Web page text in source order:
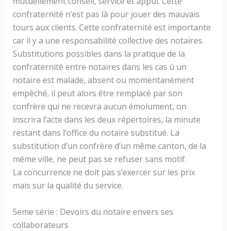
confraternité n’est pas là pour jouer des mauvais
tours aux clients. Cette confraternité est importante
car il y a une responsabilité collective des notaires.
Substitutions possibles dans la pratique de la
confraternité entre notaires dans les cas ù un
notaire est malade, absent ou momentanément
empêché, il peut alors être remplacé par son
confrère qui ne recevra aucun émolument, on
inscrira l’acte dans les deux répertoires, la minute
restant dans l’office du notaire substitué. La
substitution d’un confrère d’un même canton, de la
même ville, ne peut pas se refuser sans motif.
La concurrence ne doit pas s’exercer sur les prix
mais sur la qualité du service.
5eme série : Devoirs du notaire envers ses
collaborateurs